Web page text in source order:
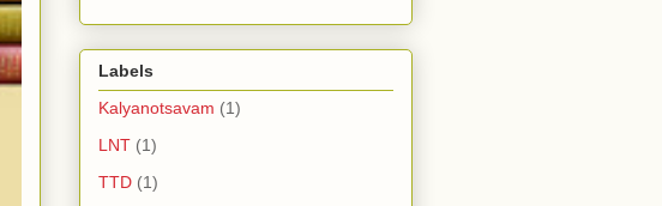
Labels
Kalyanotsavam (1)
LNT (1)
TTD (1)